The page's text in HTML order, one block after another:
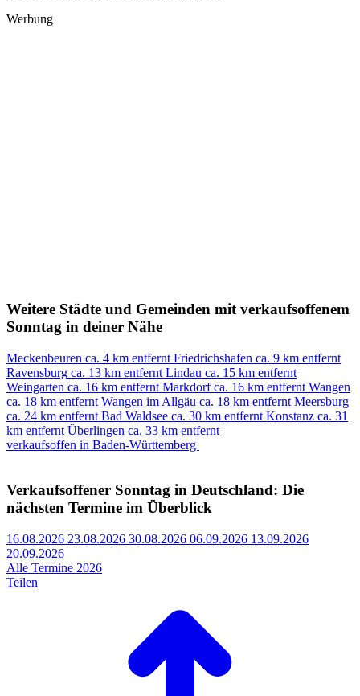
Werbung
Weitere Städte und Gemeinden mit verkaufsoffenem
Sonntag in deiner Nähe
Meckenbeuren ca. 4 km entfernt Friedrichshafen ca. 9 km entfernt
Ravensburg ca. 13 km entfernt Lindau ca. 15 km entfernt
Weingarten ca. 16 km entfernt Markdorf ca. 16 km entfernt Wangen
ca. 18 km entfernt Wangen im Allgäu ca. 18 km entfernt Meersburg
ca. 24 km entfernt Bad Waldsee ca. 30 km entfernt Konstanz ca. 31
km entfernt Überlingen ca. 33 km entfernt
verkaufsoffen in Baden-Württemberg
Verkaufsoffener Sonntag in Deutschland: Die
nächsten Termine im Überblick
16.08.2026 23.08.2026 30.08.2026 06.09.2026 13.09.2026
20.09.2026
Alle Termine 2026
Teilen